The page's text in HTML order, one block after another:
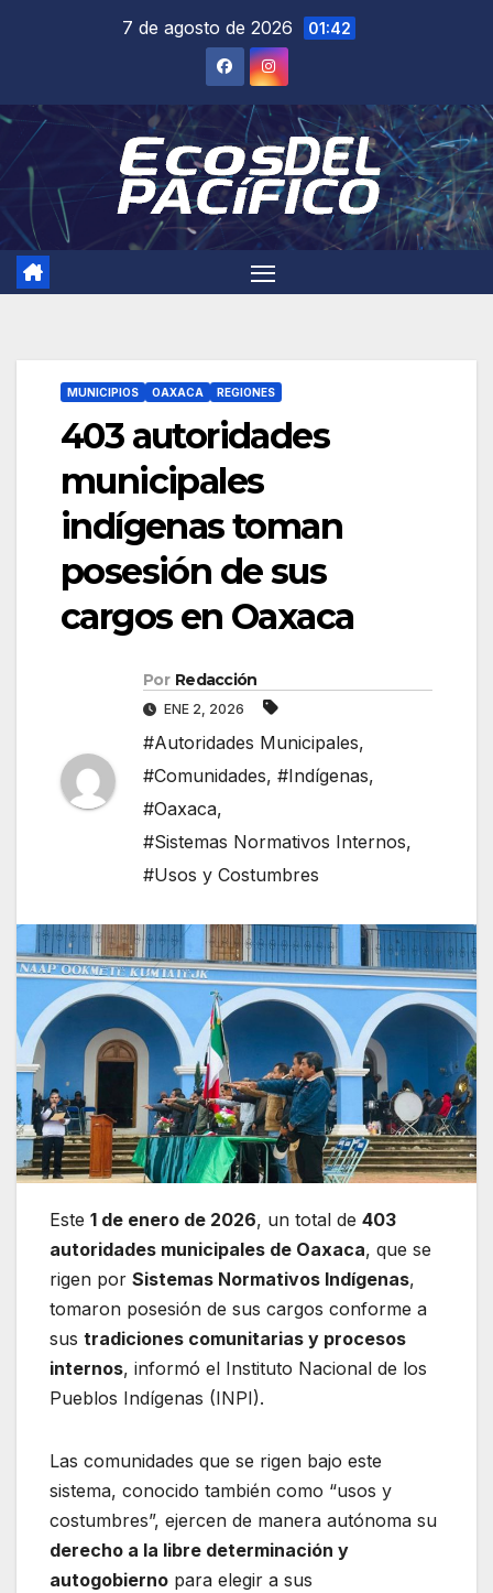
7 de agosto de 2026 01:42
MUNICIPIOS OAXACA REGIONES
403 autoridades
municipales
indígenas toman
posesión de sus
cargos en Oaxaca
Por Redacción
ENE 2, 2026
#Autoridades Municipales,
#Comunidades, #Indígenas,
#Oaxaca,
#Sistemas Normativos Internos,
#Usos y Costumbres
Este 1 de enero de 2026, un total de 403
autoridades municipales de Oaxaca, que se
rigen por Sistemas Normativos Indígenas,
tomaron posesión de sus cargos conforme a
sus tradiciones comunitarias y procesos
internos, informó el Instituto Nacional de los
Pueblos Indígenas (INPI).
Las comunidades que se rigen bajo este
sistema, conocido también como “usos y
costumbres”, ejercen de manera autónoma su
derecho a la libre determinación y
autogobierno para elegir a sus